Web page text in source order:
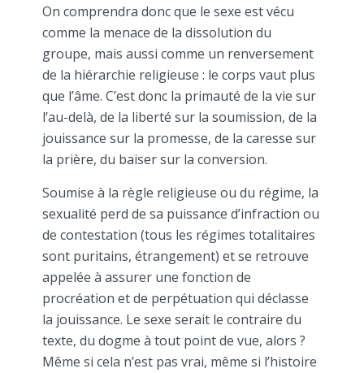
On comprendra donc que le sexe est vécu
comme la menace de la dissolution du
groupe, mais aussi comme un renversement
de la hiérarchie religieuse : le corps vaut plus
que l’âme. C’est donc la primauté de la vie sur
l’au-delà, de la liberté sur la soumission, de la
jouissance sur la promesse, de la caresse sur
la prière, du baiser sur la conversion.
Soumise à la règle religieuse ou du régime, la
sexualité perd de sa puissance d’infraction ou
de contestation (tous les régimes totalitaires
sont puritains, étrangement) et se retrouve
appelée à assurer une fonction de
procréation et de perpétuation qui déclasse
la jouissance. Le sexe serait le contraire du
texte, du dogme à tout point de vue, alors ?
Même si cela n’est pas vrai, même si l’histoire